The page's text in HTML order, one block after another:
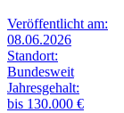
Veröffentlicht am:
08.06.2026
Standort:
Bundesweit
Jahresgehalt:
bis 130.000 €